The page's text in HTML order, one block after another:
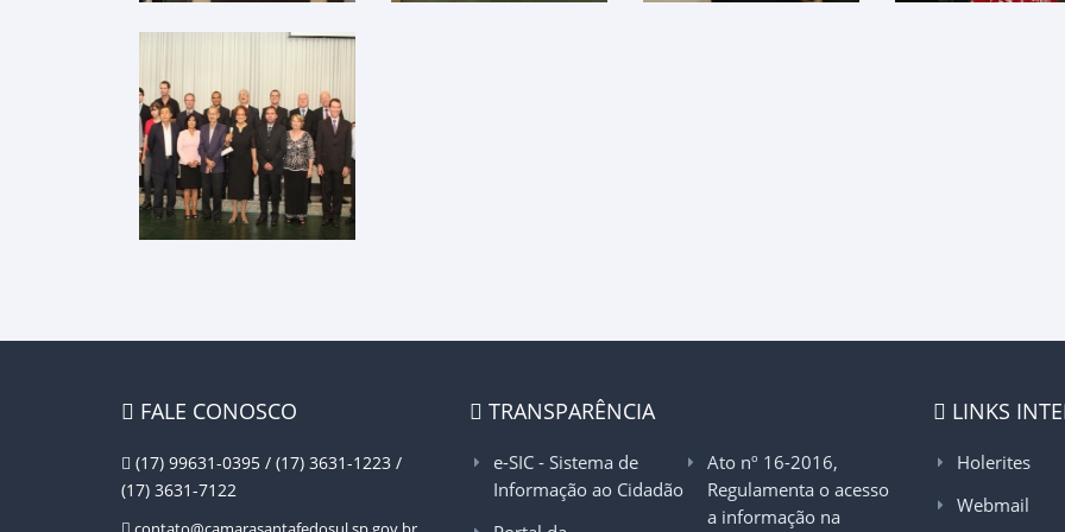
FALE CONOSCO
(17) 99631-0395 / (17) 3631-1223 /
(17) 3631-7122
TRANSPARÊNCIA
e-SIC - Sistema de
Informação ao Cidadão
Ato nº 16-2016,
Regulamenta o acesso
a informação na
LINKS
Holerites
Webmail